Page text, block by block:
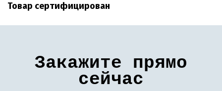
Товар сертифицирован
Закажите прямо
сейчас